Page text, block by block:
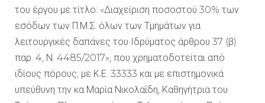
του έργου με τίτλο: «Διαχείριση ποσοστού 30% των
εσόδων των Π.Μ.Σ. όλων των Τμημάτων για
λειτουργικές δαπάνες του Ιδρύματος άρθρου 37 (β)
παρ. 4, Ν. 4485/2017», που χρηματοδοτείται από
ιδίους πόρους, με Κ.Ε. 33333 και με επιστημονικά
υπεύθυνη την κα Μαρία Νικολαΐδη, Καθηγήτρια του